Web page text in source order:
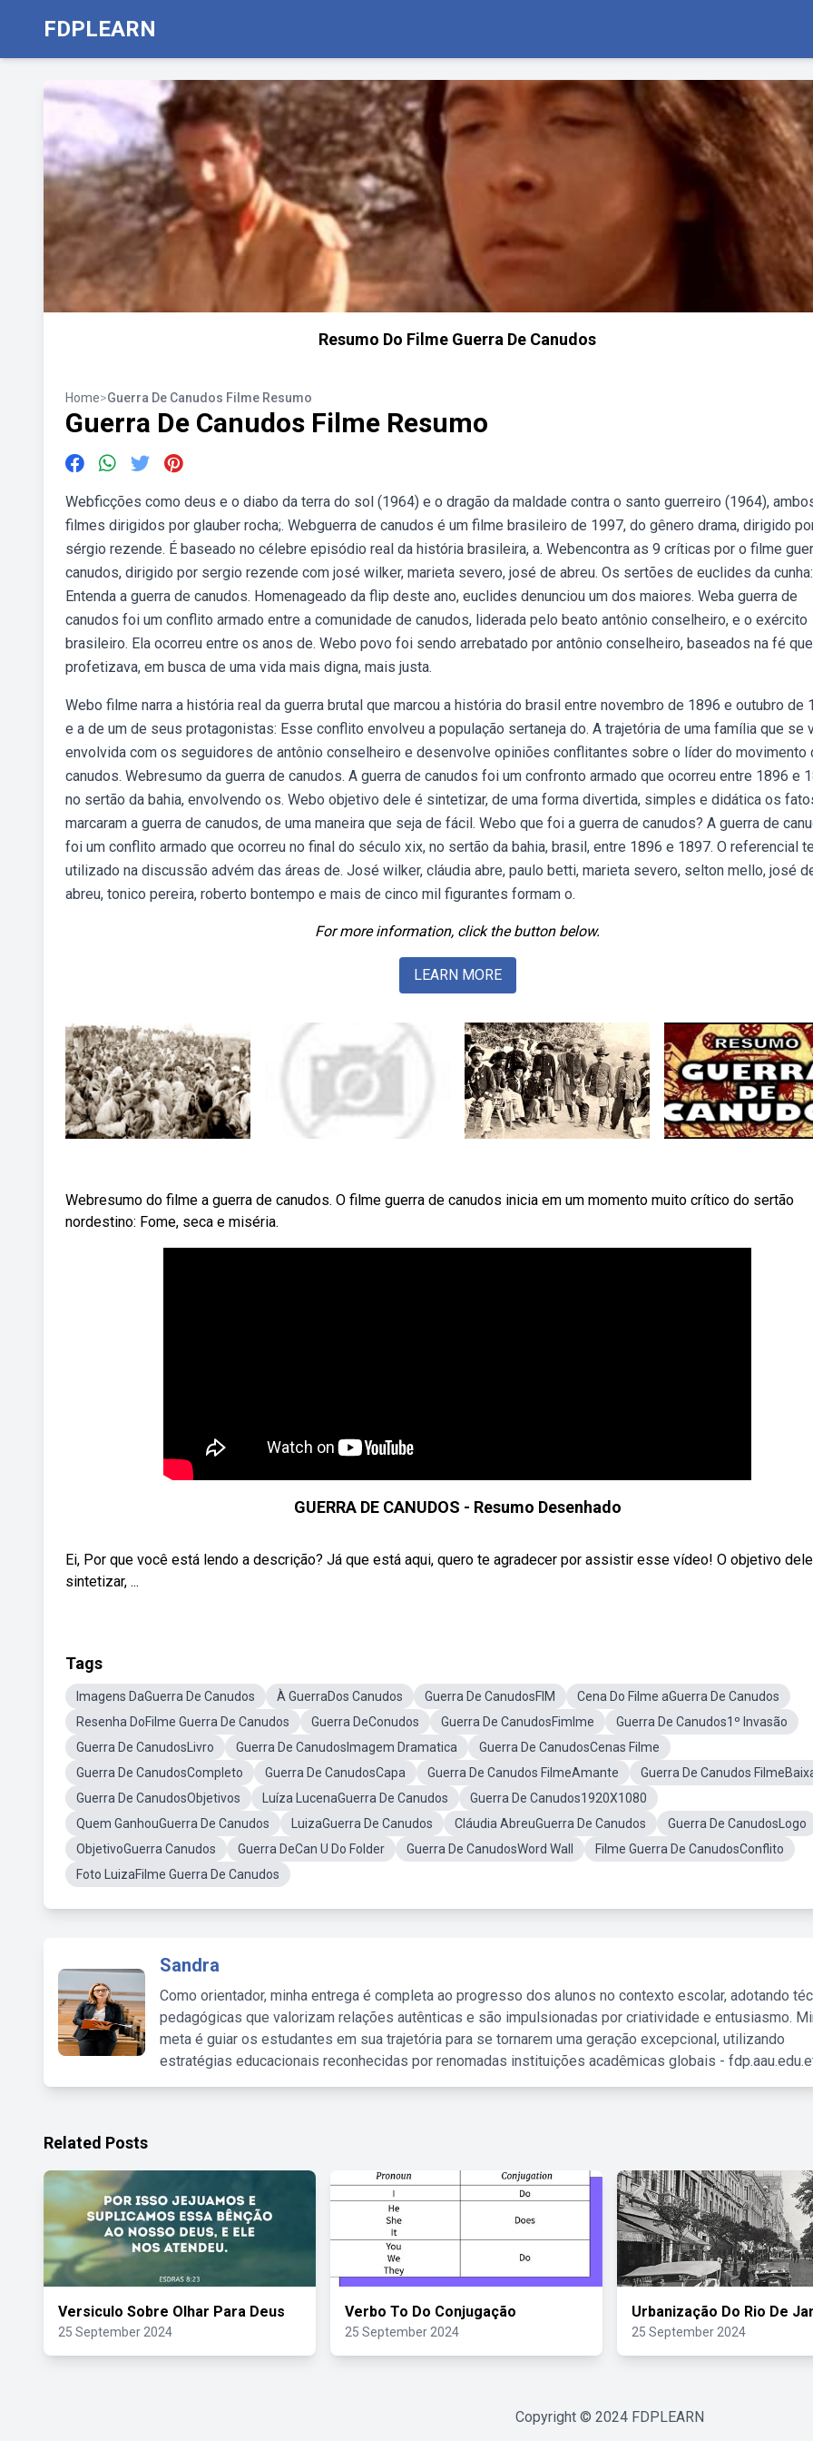
FDPLEARN
Resumo Do Filme Guerra De Canudos
Home>Guerra De Canudos Filme Resumo
Guerra De Canudos Filme Resumo
Webficções como deus e o diabo da terra do sol (1964) e o dragão da maldade contra o santo guerreiro (1964),
filmes dirigidos por glauber rocha;. Webguerra de canudos é um filme brasileiro de 1997, do gênero drama, dirigido
sérgio rezende. É baseado no célebre episódio real da história brasileira, a. Webencontra as 9 críticas por o filme
canudos, dirigido por sergio rezende com josé wilker, marieta severo, josé de abreu. Os sertões de euclides da cunha:
Entenda a guerra de canudos. Homenageado da flip deste ano, euclides denunciou um dos maiores. Weba guerra de
canudos foi um conflito armado entre a comunidade de canudos, liderada pelo beato antônio conselheiro, e o exército
brasileiro. Ela ocorreu entre os anos de. Webo povo foi sendo arrebatado por antônio conselheiro, baseados na fé
profetizava, em busca de uma vida mais digna, mais justa.
Webo filme narra a história real da guerra brutal que marcou a história do brasil entre novembro de 1896 e outubro de
e a de um de seus protagonistas: Esse conflito envolveu a população sertaneja do. A trajetória de uma família que se
envolvida com os seguidores de antônio conselheiro e desenvolve opiniões conflitantes sobre o líder do movimento
canudos. Webresumo da guerra de canudos. A guerra de canudos foi um confronto armado que ocorreu entre 1896 e
no sertão da bahia, envolvendo os. Webo objetivo dele é sintetizar, de uma forma divertida, simples e didática os
marcaram a guerra de canudos, de uma maneira que seja de fácil. Webo que foi a guerra de canudos? A guerra de
foi um conflito armado que ocorreu no final do século xix, no sertão da bahia, brasil, entre 1896 e 1897. O referencial
utilizado na discussão advém das áreas de. José wilker, cláudia abre, paulo betti, marieta severo, selton mello, josé
abreu, tonico pereira, roberto bontempo e mais de cinco mil figurantes formam o.
For more information, click the button below.
LEARN MORE
Webresumo do filme a guerra de canudos. O filme guerra de canudos inicia em um momento muito crítico do sertão
nordestino: Fome, seca e miséria.
GUERRA DE CANUDOS - Resumo Desenhado
Ei, Por que você está lendo a descrição? Já que está aqui, quero te agradecer por assistir esse vídeo! O objetivo
sintetizar, ...
Tags
Imagens DaGuerra De Canudos À GuerraDos Canudos Guerra De CanudosFIM
Cena Do Filme aGuerra De Canudos
Resenha DoFilme Guerra De Canudos
Guerra DeConudos Guerra De CanudosFimlme
Guerra De Canudos1º Invasão
Guerra De CanudosLivro
Guerra De CanudosImagem Dramatica
Guerra De CanudosCenas Filme
Guerra De CanudosCompleto
Guerra De CanudosCapa Guerra De Canudos FilmeAmante
Guerra De Canudos
Guerra De CanudosObjetivos
Luíza LucenaGuerra De Canudos
Guerra De Canudos1920X1080
Quem GanhouGuerra De Canudos
LuizaGuerra De Canudos Cláudia AbreuGuerra De Canudos
Guerra De CanudosLogo
ObjetivoGuerra Canudos
Guerra DeCan U Do Folder Guerra De CanudosWord Wall
Filme Guerra De CanudosConflito
Foto LuizaFilme Guerra De Canudos
Sandra
Como orientador, minha entrega é completa ao progresso dos alunos no contexto escolar, adotando
pedagógicas que valorizam relações autênticas e são impulsionadas por criatividade e entusiasmo.
meta é guiar os estudantes em sua trajetória para se tornarem uma geração excepcional, utilizando
estratégias educacionais reconhecidas por renomadas instituições acadêmicas globais -
Related Posts
Versiculo Sobre Olhar Para Deus
25 September 2024
Verbo To Do Conjugação
25 September 2024
Urbanização Do Rio De
25 September 2024
Copyright © 2024 FDPLEARN